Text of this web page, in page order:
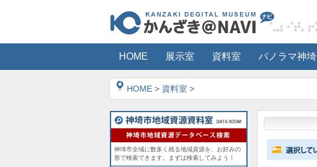
HOME 展示室 資料室 パノラマ神埼
HOME > 資料室 >
神埼市全域に数多く残る地域資源を、お好みの
形で検索できます。まずは検索してみよう！